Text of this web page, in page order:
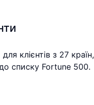
клієнтів з 27 країн,
списку Fortune 500.